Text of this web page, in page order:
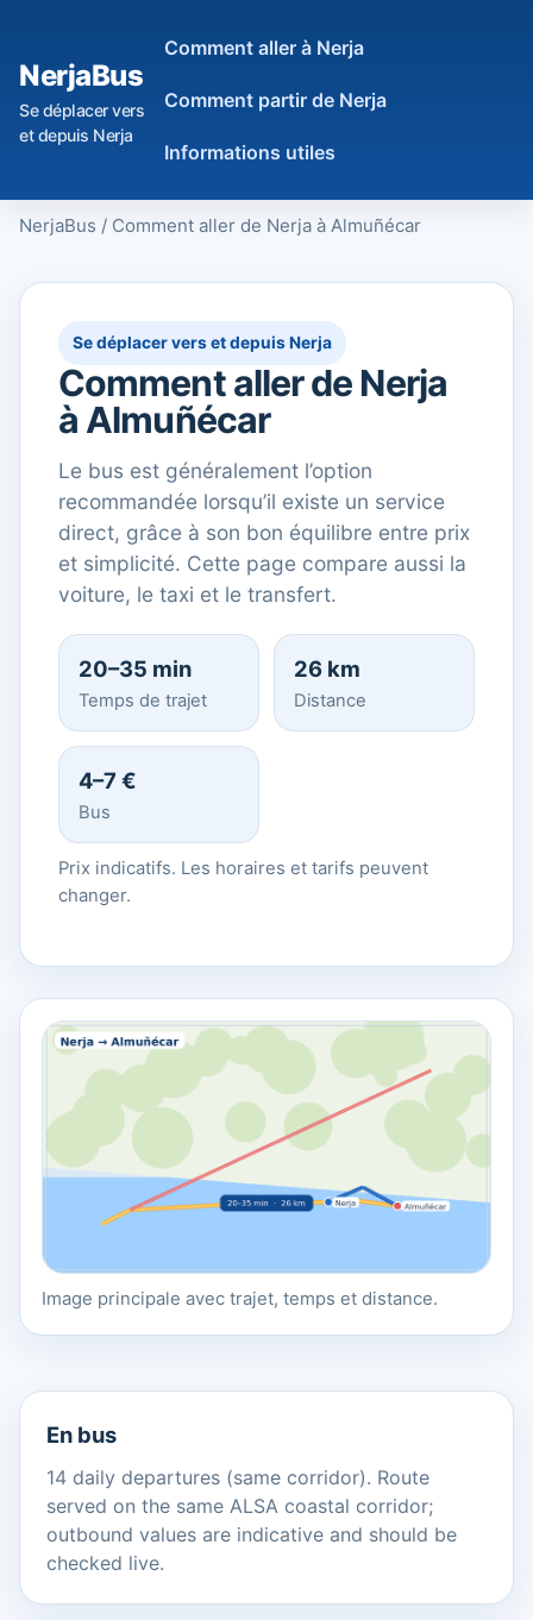
NerjaBus
Se déplacer vers
et depuis Nerja
Comment aller à Nerja
Comment partir de Nerja
Informations utiles
NerjaBus / Comment aller de Nerja à Almuñécar
Se déplacer vers et depuis Nerja
Comment aller de Nerja
à Almuñécar
Le bus est généralement l’option
recommandée lorsqu’il existe un service
direct, grâce à son bon équilibre entre prix
et simplicité. Cette page compare aussi la
voiture, le taxi et le transfert.
20–35 min
Temps de trajet
26 km
Distance
4–7 €
Bus
Prix indicatifs. Les horaires et tarifs peuvent
changer.
Image principale avec trajet, temps et distance.
En bus
14 daily departures (same corridor). Route
served on the same ALSA coastal corridor;
outbound values are indicative and should be
checked live.